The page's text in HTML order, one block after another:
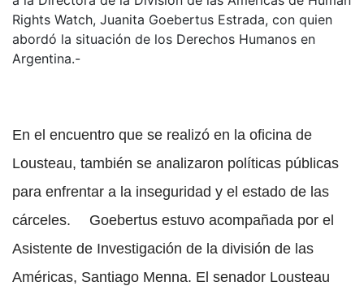
Rights Watch, Juanita Goebertus Estrada, con quien
abordó la situación de los Derechos Humanos en
Argentina.-
En el encuentro que se realizó en la oficina de
Lousteau, también se analizaron políticas públicas
para enfrentar a la inseguridad y el estado de las
cárceles.
Goebertus estuvo acompañada por el
Asistente de Investigación de la división de las
Américas, Santiago Menna. El senador Lousteau